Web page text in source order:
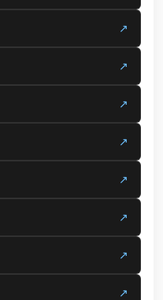
↗
↗
↗
↗
↗
↗
↗
↗